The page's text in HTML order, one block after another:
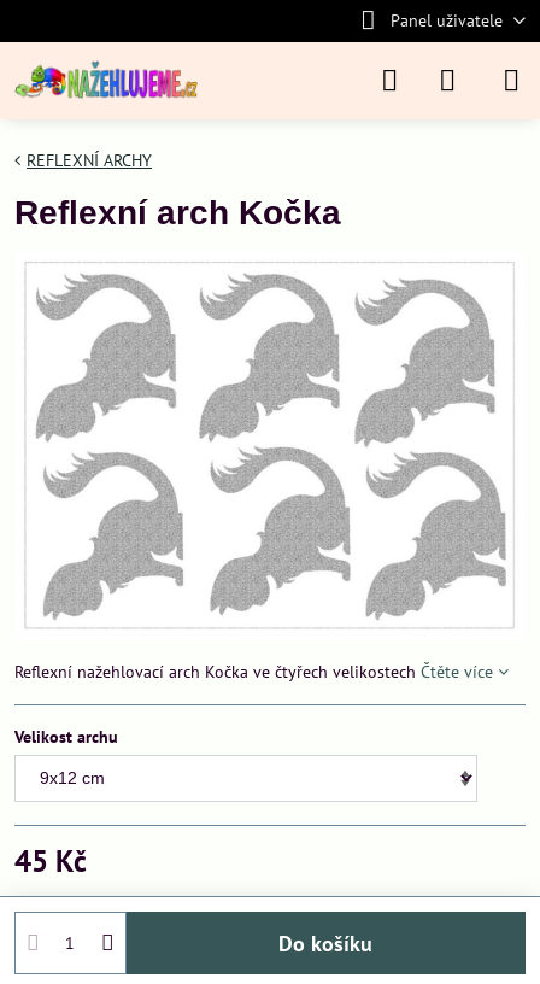
Panel uživatele
REFLEXNÍ ARCHY
Reflexní arch Kočka
Reflexní nažehlovací arch Kočka ve čtyřech velikostech Čtěte více
Velikost archu
45 Kč
Do košíku